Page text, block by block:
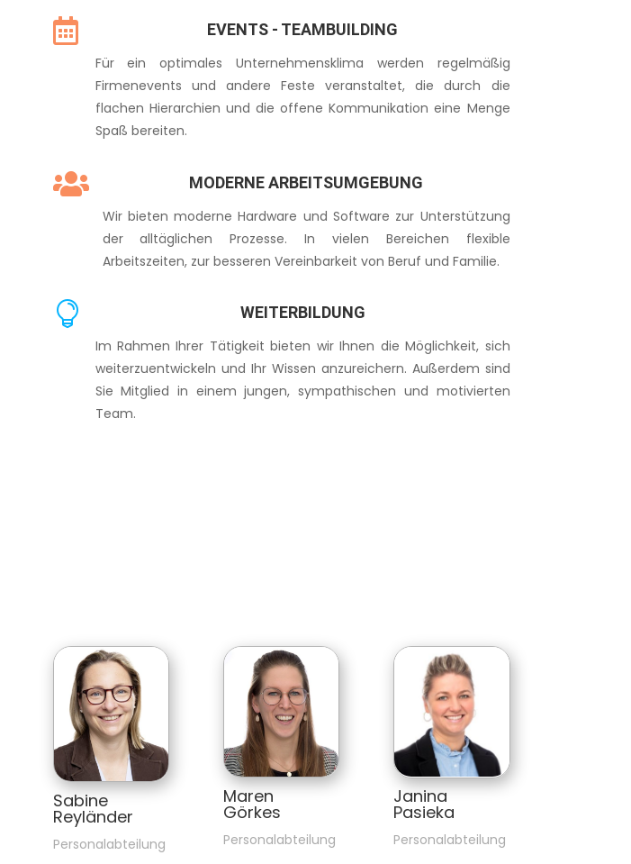
 EVENTS - TEAMBUILDING
Für ein optimales Unternehmensklima werden regelmäßig
Firmenevents und andere Feste veranstaltet, die durch die
flachen Hierarchien und die offene Kommunikation eine Menge
Spaß bereiten.
 MODERNE ARBEITSUMGEBUNG
Wir bieten moderne Hardware und Software zur Unterstützung
der alltäglichen Prozesse. In vielen Bereichen flexible
Arbeitszeiten, zur besseren Vereinbarkeit von Beruf und Familie.
 WEITERBILDUNG
Im Rahmen Ihrer Tätigkeit bieten wir Ihnen die Möglichkeit, sich
weiterzuentwickeln und Ihr Wissen anzureichern. Außerdem sind
Sie Mitglied in einem jungen, sympathischen und motivierten
Team.
Sabine
Reyländer
Personalabteilung
Maren
Görkes
Personalabteilung
Janina
Pasieka
Personalabteilung